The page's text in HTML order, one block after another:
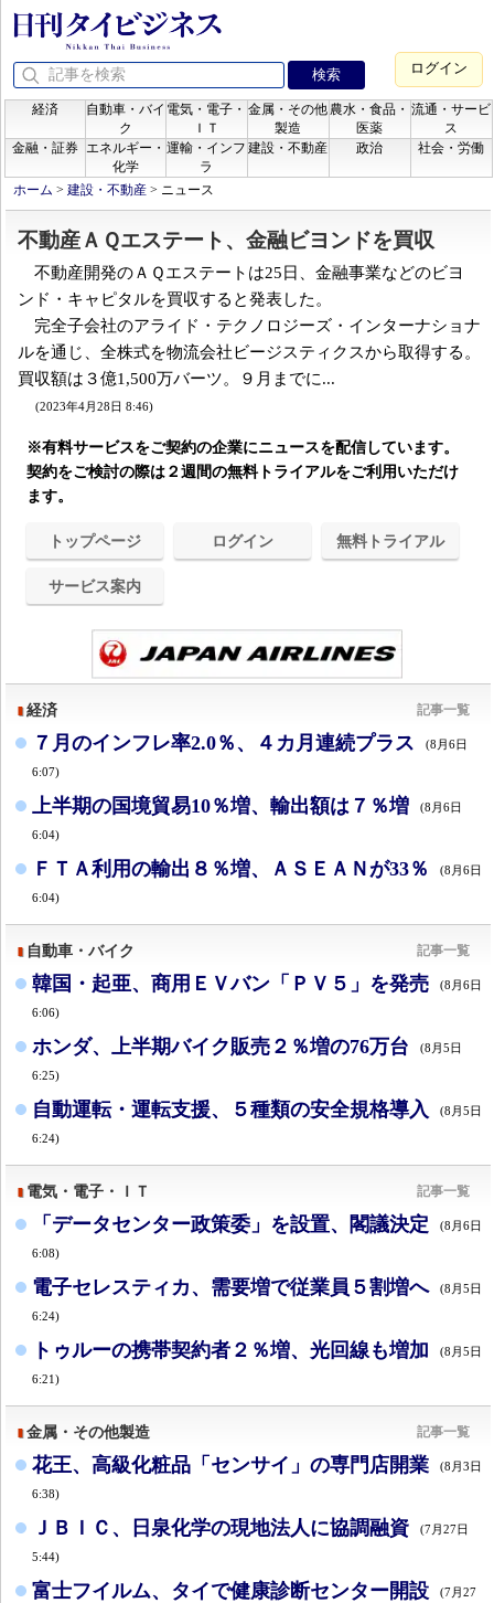
ログイン
経済
自動車・バイ
ク
電気・電子・
ＩＴ
金属・その他
製造
農水・食品・
医薬
流通・サービ
ス
金融・証券
エネルギー・
化学
運輸・インフ
ラ
建設・不動産 政治 社会・労働
ホーム > 建設・不動産 > ニュース
不動産ＡＱエステート、金融ビヨンドを買収
不動産開発のＡＱエステートは25日、金融事業などのビヨ
ンド・キャピタルを買収すると発表した。
完全子会社のアライド・テクノロジーズ・インターナショナ
ルを通じ、全株式を物流会社ビージスティクスから取得する。
買収額は３億1,500万バーツ。９月までに...
(2023年4月28日 8:46)
※有料サービスをご契約の企業にニュースを配信しています。
契約をご検討の際は２週間の無料トライアルをご利用いただけ
ます。
トップページ ログイン 無料トライアル
サービス案内
経済 記事一覧
７月のインフレ率2.0％、４カ月連続プラス (8月6日
6:07)
上半期の国境貿易10％増、輸出額は７％増 (8月6日
6:04)
ＦＴＡ利用の輸出８％増、ＡＳＥＡＮが33％ (8月6日
6:04)
自動車・バイク 記事一覧
韓国・起亜、商用ＥＶバン「ＰＶ５」を発売 (8月6日
6:06)
ホンダ、上半期バイク販売２％増の76万台 (8月5日
6:25)
自動運転・運転支援、５種類の安全規格導入 (8月5日
6:24)
電気・電子・ＩＴ 記事一覧
「データセンター政策委」を設置、閣議決定 (8月6日
6:08)
電子セレスティカ、需要増で従業員５割増へ (8月5日
6:24)
トゥルーの携帯契約者２％増、光回線も増加 (8月5日
6:21)
金属・その他製造 記事一覧
花王、高級化粧品「センサイ」の専門店開業 (8月3日
6:38)
ＪＢＩＣ、日泉化学の現地法人に協調融資 (7月27日
5:44)
富士フイルム、タイで健康診断センター開設
(7月27